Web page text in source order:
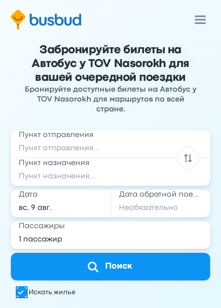
Забронируйте билеты на
Автобус у TOV Nasorokh для
вашей очередной поездки
Бронируйте доступные билеты на Автобус у
TOV Nasorokh для маршрутов по всей
стране.
Пункт отправления
Пункт назначения
Дата Дата обратной поездки
Пассажиры
Поиск
Искать жилье